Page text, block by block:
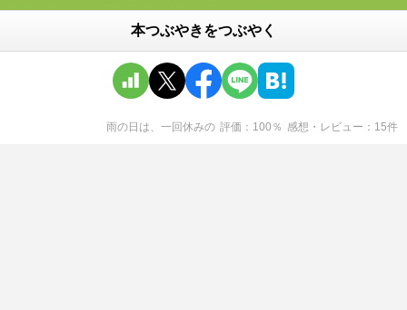
本つぶやきをつぶやく
雨の日は、一回休みの 評価 100 ％ 感想・レビュー 15件